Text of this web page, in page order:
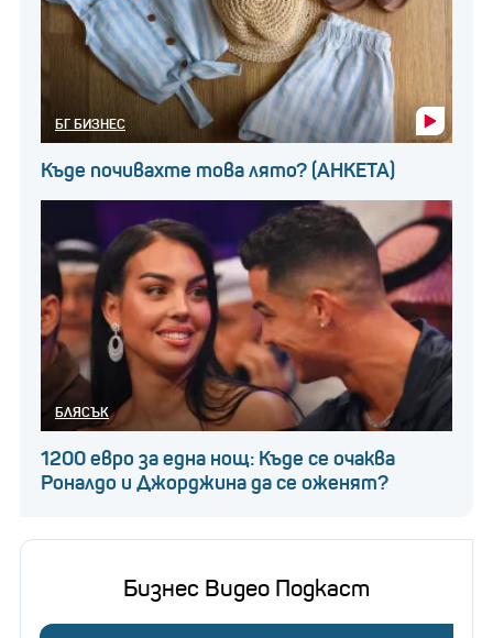
БГ БИЗНЕС
Къде почивахте това лято? (АНКЕТА)
БЛЯСЪК
1200 евро за една нощ: Къде се очаква
Роналдо и Джорджина да се оженят?
Бизнес Видео Подкаст